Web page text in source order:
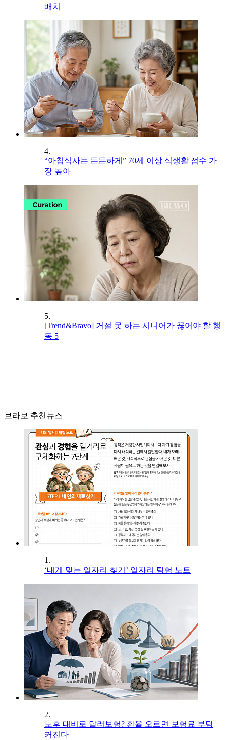
배치
4.
“아침식사는 든든하게” 70세 이상 식생활 점수 가
장 높아
5.
[Trend&Bravo] 거절 못 하는 시니어가 끊어야 할 행
동 5
브라보 추천뉴스
1.
‘내게 맞는 일자리 찾기’ 일자리 탐험 노트
2.
노후 대비로 달러보험? 환율 오르면 보험료 부담
커진다